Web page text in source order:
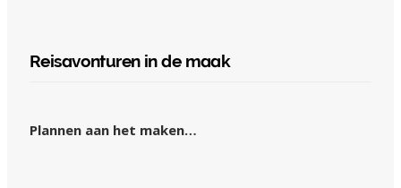
Reisavonturen in de maak
Plannen aan het maken…